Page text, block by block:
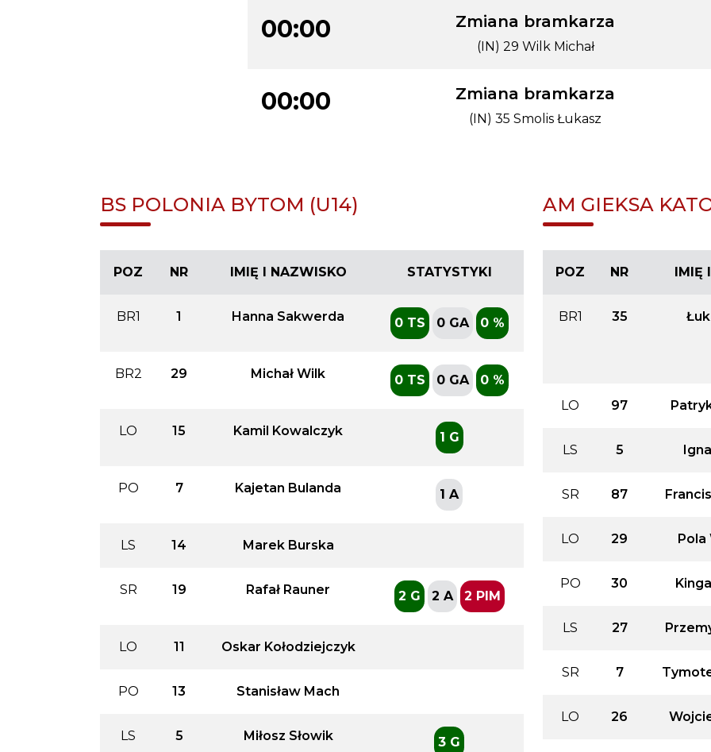
00:00 Zmiana bramkarza
(IN) 29 Wilk Michał
00:00 Zmiana bramkarza
(IN) 35 Smolis Łukasz
BS POLONIA BYTOM (U14)
POZ NR IMIĘ I NAZWISKO STATYSTYKI
BR1 1 Hanna Sakwerda 0 TS 0 GA 0 %
BR2 29 Michał Wilk 0 TS 0 GA 0 %
LO 15 Kamil Kowalczyk 1 G
PO 7 Kajetan Bulanda 1 A
LS 14 Marek Burska
SR 19 Rafał Rauner 2 G 2 A 2 PIM
LO 11 Oskar Kołodziejczyk
PO 13 Stanisław Mach
LS 5 Miłosz Słowik 3 G
AM GIEKSA
POZ NR IMIĘ
BR1 35
LO 97
LS 5
SR 87
LO 29 Pola
PO 30
LS 27
SR 7
LO 26